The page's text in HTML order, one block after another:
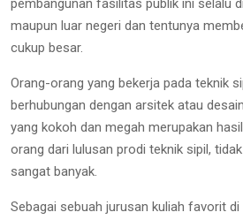
pembangunan fasilitas publik ini selalu
maupun luar negeri dan tentunya
cukup besar.
Orang-orang yang bekerja pada teknik
berhubungan dengan arsitek atau
yang kokoh dan megah merupakan
orang dari lulusan prodi teknik sipil,
sangat banyak.
Sebagai sebuah jurusan kuliah favorit